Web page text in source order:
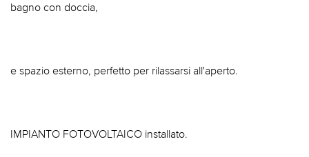
bagno con doccia,
e spazio esterno, perfetto per rilassarsi all'aperto.
IMPIANTO FOTOVOLTAICO installato.